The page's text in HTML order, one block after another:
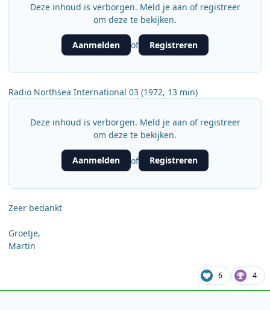
Deze inhoud is verborgen. Meld je aan of registreer
om deze te bekijken.
Aanmelden of Registreren
Radio Northsea International 03 (1972, 13 min)
Deze inhoud is verborgen. Meld je aan of registreer
om deze te bekijken.
Aanmelden of Registreren
Zeer bedankt
Groetje,
Martin
6 4